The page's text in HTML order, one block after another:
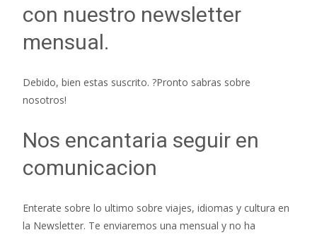
con nuestro newsletter
mensual.
Debido, bien estas suscrito. ?Pronto sabras sobre
nosotros!
Nos encantaria seguir en
comunicacion
Enterate sobre lo ultimo sobre viajes, idiomas y cultura en
la Newsletter. Te enviaremos una mensual y no ha